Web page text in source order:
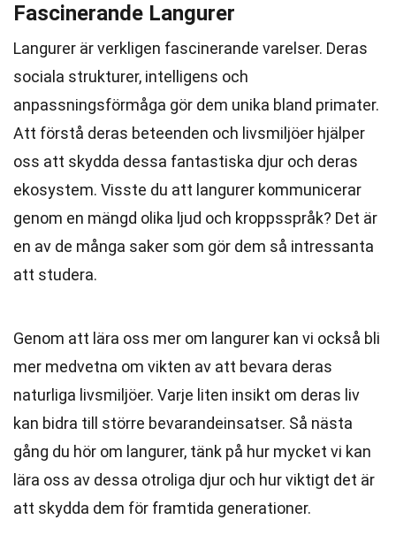
Fascinerande Langurer
Langurer är verkligen fascinerande varelser. Deras
sociala strukturer, intelligens och
anpassningsförmåga gör dem unika bland primater.
Att förstå deras beteenden och livsmiljöer hjälper
oss att skydda dessa fantastiska djur och deras
ekosystem. Visste du att langurer kommunicerar
genom en mängd olika ljud och kroppsspråk? Det är
en av de många saker som gör dem så intressanta
att studera.
Genom att lära oss mer om langurer kan vi också bli
mer medvetna om vikten av att bevara deras
naturliga livsmiljöer. Varje liten insikt om deras liv
kan bidra till större bevarandeinsatser. Så nästa
gång du hör om langurer, tänk på hur mycket vi kan
lära oss av dessa otroliga djur och hur viktigt det är
att skydda dem för framtida generationer.